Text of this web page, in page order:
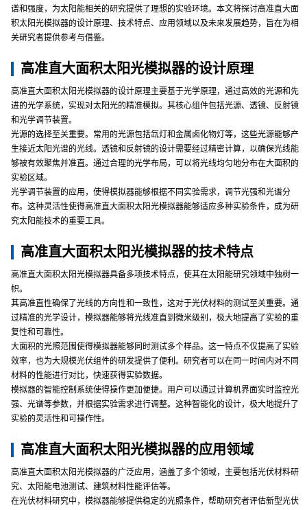
谱和强度，为太阳能相关的研究提供了理想的实验环境。本文将探讨高准直大面
积太阳光模拟器的设计原理、技术特点、应用领域以及未来发展趋势，旨在为相
关研究者提供参考与借鉴。
高准直大面积太阳光模拟器的设计原理
高准直大面积太阳光模拟器的设计原理主要基于光学原理，通过高效的光源和先
进的光学系统，实现对太阳光的精准模拟。其核心组件包括光源、透镜、反射镜
和光学调节装置。
光源的选择至关重要。常用的光源包括氙灯和金属卤化物灯等，这些光源能够产
生接近太阳光谱的光线。透镜和反射镜的设计需要经过精密计算，以确保光线能
够被有效聚焦并准直。通过合理的光学布局，可以将光线均匀地分布在大面积的
实验区域。
光学调节装置的应用，使得模拟器能够根据不同实验需求，调节光强和光谱分
布。这种灵活性使得高准直大面积太阳光模拟器能够适应多种实验条件，成为研
究太阳能技术的重要工具。
高准直大面积太阳光模拟器的技术特点
高准直大面积太阳光模拟器具备多项技术特点，使其在太阳能研究领域中独树一
帜。
其高准直性确保了光线的方向性和一致性，这对于光伏材料的测试至关重要。通
过精准的光学设计，模拟器能够将光线准直到微米级别，极大地提高了实验的重
复性和可靠性。
大面积的光照范围使得模拟器能够同时测试多个样品。这一特点不仅提高了实验
效率，也为大规模光伏组件的研发提供了便利。研究者可以在同一时间内对不同
材料的性能进行对比，快速获得实验数据。
模拟器的智能控制系统使得操作更加便捷。用户可以通过计算机界面实时监控光
强、光谱等参数，并根据实验需求进行调整。这种智能化的设计，极大地提升了
实验的灵活性和可操作性。
高准直大面积太阳光模拟器的应用领域
高准直大面积太阳光模拟器的广泛应用，涵盖了多个领域，主要包括光伏材料研
究、太阳能电池测试、建筑材料性能评估等。
在光伏材料研究中，模拟器能够提供稳定的光照条件，帮助研究者评估新型光伏